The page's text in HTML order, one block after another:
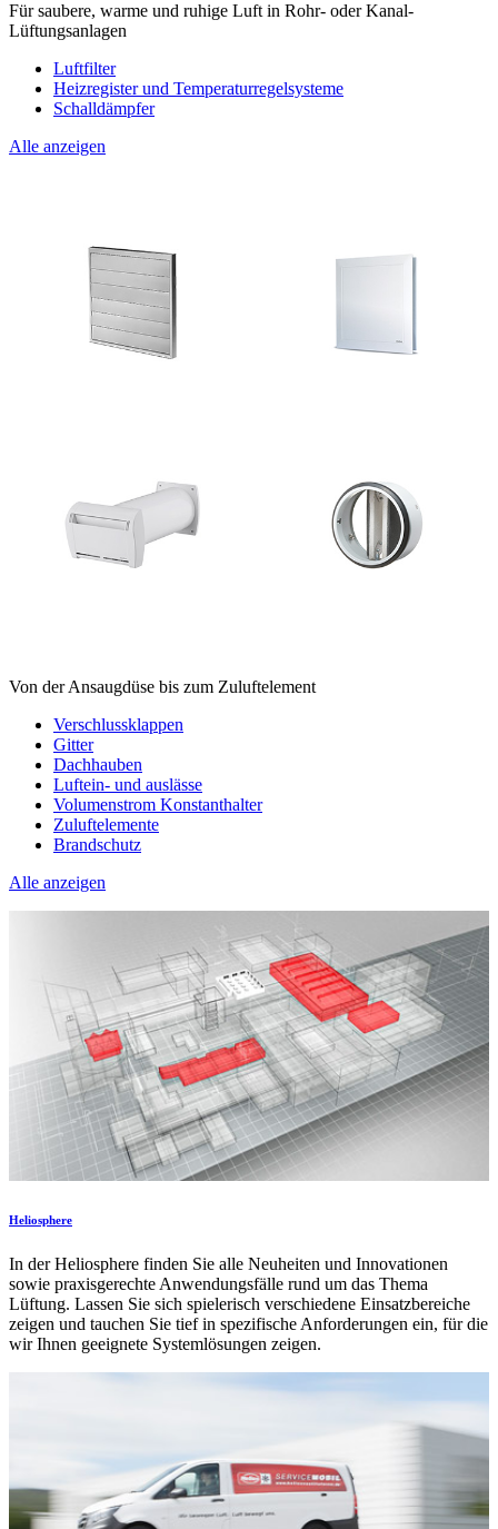
Für saubere, warme und ruhige Luft in Rohr- oder Kanal-
Lüftungsanlagen
Luftfilter
Heizregister und Temperaturregelsysteme
Schalldämpfer
Alle anzeigen
Von der Ansaugdüse bis zum Zuluftelement
Verschlussklappen
Gitter
Dachhauben
Luftein- und auslässe
Volumenstrom Konstanthalter
Zuluftelemente
Brandschutz
Alle anzeigen
Heliosphere
In der Heliosphere finden Sie alle Neuheiten und Innovationen
sowie praxisgerechte Anwendungsfälle rund um das Thema
Lüftung. Lassen Sie sich spielerisch verschiedene Einsatzbereiche
zeigen und tauchen Sie tief in spezifische Anforderungen ein, für die
wir Ihnen geeignete Systemlösungen zeigen.